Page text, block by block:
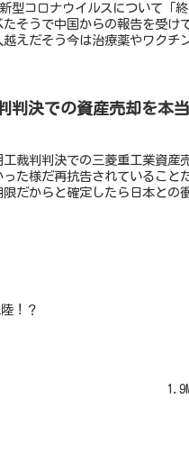
新型コロナウイルスについて
そうで中国からの報告を受け
越えだそう今は治療薬やワクチ
判決での資産売却を
工裁判判決での三菱重工業資
った様だ再抗告されていること
限だからと確定したら日本との
！？